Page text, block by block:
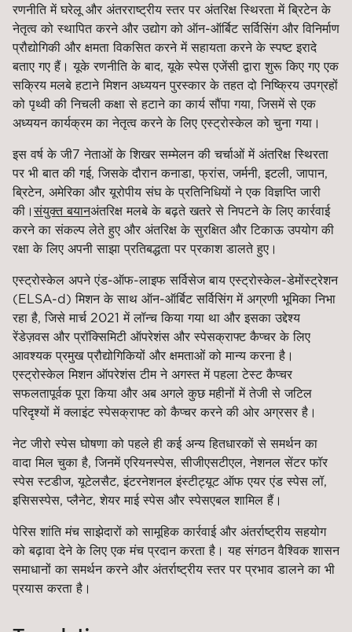
रणनीति में घरेलू और अंतरराष्ट्रीय स्तर पर अंतरिक्ष स्थिरता में ब्रिटेन के
नेतृत्व को स्थापित करने और उद्योग को ऑन-ऑर्बिट सर्विसिंग और विनिर्माण
प्रौद्योगिकी और क्षमता विकसित करने में सहायता करने के स्पष्ट इरादे
बताए गए हैं। यूके रणनीति के बाद, यूके स्पेस एजेंसी द्वारा शुरू किए गए एक
सक्रिय मलबे हटाने मिशन अध्ययन पुरस्कार के तहत दो निष्क्रिय उपग्रहों
को पृथ्वी की निचली कक्षा से हटाने का कार्य सौंपा गया, जिसमें से एक
अध्ययन कार्यक्रम का नेतृत्व करने के लिए एस्ट्रोस्केल को चुना गया।
इस वर्ष के जी7 नेताओं के शिखर सम्मेलन की चर्चाओं में अंतरिक्ष स्थिरता
पर भी बात की गई, जिसके दौरान कनाडा, फ्रांस, जर्मनी, इटली, जापान,
ब्रिटेन, अमेरिका और यूरोपीय संघ के प्रतिनिधियों ने एक विज्ञप्ति जारी
की।संयुक्त बयानअंतरिक्ष मलबे के बढ़ते खतरे से निपटने के लिए कार्रवाई
करने का संकल्प लेते हुए और अंतरिक्ष के सुरक्षित और टिकाऊ उपयोग की
रक्षा के लिए अपनी साझा प्रतिबद्धता पर प्रकाश डालते हुए।
एस्ट्रोस्केल अपने एंड-ऑफ-लाइफ सर्विसेज बाय एस्ट्रोस्केल-डेमोंस्ट्रेशन
(ELSA-d) मिशन के साथ ऑन-ऑर्बिट सर्विसिंग में अग्रणी भूमिका निभा
रहा है, जिसे मार्च 2021 में लॉन्च किया गया था और इसका उद्देश्य
रेंडेज़वस और प्रॉक्सिमिटी ऑपरेशंस और स्पेसक्राफ्ट कैप्चर के लिए
आवश्यक प्रमुख प्रौद्योगिकियों और क्षमताओं को मान्य करना है।
एस्ट्रोस्केल मिशन ऑपरेशंस टीम ने अगस्त में पहला टेस्ट कैप्चर
सफलतापूर्वक पूरा किया और अब अगले कुछ महीनों में तेजी से जटिल
परिदृश्यों में क्लाइंट स्पेसक्राफ्ट को कैप्चर करने की ओर अग्रसर है।
नेट जीरो स्पेस घोषणा को पहले ही कई अन्य हितधारकों से समर्थन का
वादा मिल चुका है, जिनमें एरियनस्पेस, सीजीएसटीएल, नेशनल सेंटर फॉर
स्पेस स्टडीज, यूटेलसैट, इंटरनेशनल इंस्टीट्यूट ऑफ एयर एंड स्पेस लॉ,
इसिसस्पेस, प्लैनेट, शेयर माई स्पेस और स्पेसएबल शामिल हैं।
पेरिस शांति मंच साझेदारों को सामूहिक कार्रवाई और अंतर्राष्ट्रीय सहयोग
को बढ़ावा देने के लिए एक मंच प्रदान करता है। यह संगठन वैश्विक शासन
समाधानों का समर्थन करने और अंतर्राष्ट्रीय स्तर पर प्रभाव डालने का भी
प्रयास करता है।